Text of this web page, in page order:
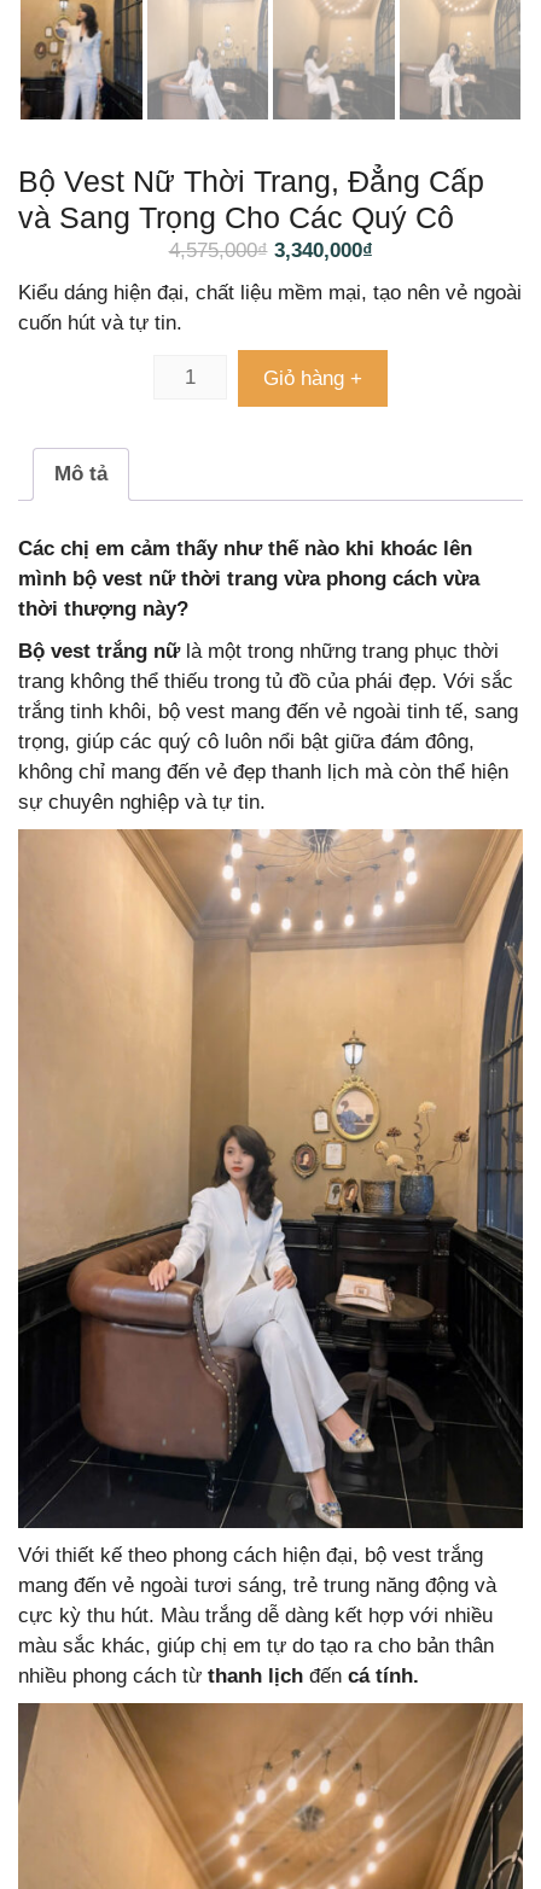
Bộ Vest Nữ Thời Trang, Đẳng Cấp
và Sang Trọng Cho Các Quý Cô
4,575,000₫ 3,340,000₫
Kiểu dáng hiện đại, chất liệu mềm mại, tạo nên vẻ ngoài
cuốn hút và tự tin.
Giỏ hàng +
Mô tả
Các chị em cảm thấy như thế nào khi khoác lên
mình bộ vest nữ thời trang vừa phong cách vừa
thời thượng này?
Bộ vest trắng nữlà một trong những trang phục thời
trang không thể thiếu trong tủ đồ của phái đẹp. Với sắc
trắng tinh khôi, bộ vest mang đến vẻ ngoài tinh tế, sang
trọng, giúp các quý cô luôn nổi bật giữa đám đông,
không chỉ mang đến vẻ đẹp thanh lịch mà còn thể hiện
sự chuyên nghiệp và tự tin.
Với thiết kế theo phong cách hiện đại, bộ vest trắng
mang đến vẻ ngoài tươi sáng, trẻ trung năng động và
cực kỳ thu hút. Màu trắng dễ dàng kết hợp với nhiều
màu sắc khác, giúp chị em tự do tạo ra cho bản thân
nhiều phong cách từ thanh lịch đến cá tính.